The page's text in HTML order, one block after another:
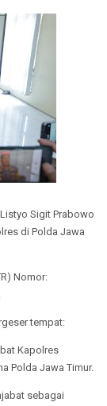
Sigit Prabowo
di Polda Jawa
Nomor:
tempat:
Kapolres
Polda Jawa Timur.
sebagai